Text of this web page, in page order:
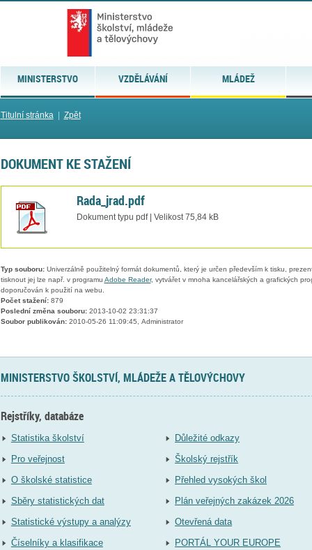
MINISTERSTVO VZDĚLÁVÁNÍ MLÁDEŽ
Titulní stránka| Zpět
DOKUMENT KE STAŽENÍ
Rada_jrad.pdf
Dokument typu pdf | Velikost 75,84 kB
Typ souboru:Univerzálně použitelný formát dokumentů, který je určen především k tisku,
tisknout jej lze např. v programu Adobe Reader, vytvářet v mnoha kancelářských a grafických
doporučován k použití na webu.
Počet stažení:879
Poslední změna souboru:2013-10-02 23:31:37
Soubor publikován:2010-05-26 11:09:45, Administrator
MINISTERSTVO ŠKOLSTVÍ, MLÁDEŽE A TĚLOVÝCHOVY
Rejstříky, databáze
Statistika školství
Pro veřejnost
O školské statistice
Sběry statistických dat
Statistické výstupy a analýzy
Číselníky a klasifikace
Důležité odkazy
Školský rejstřík
Přehled vysokých škol
Plán veřejných zakázek 2026
Otevřená data
PORTÁL YOUR EUROPE